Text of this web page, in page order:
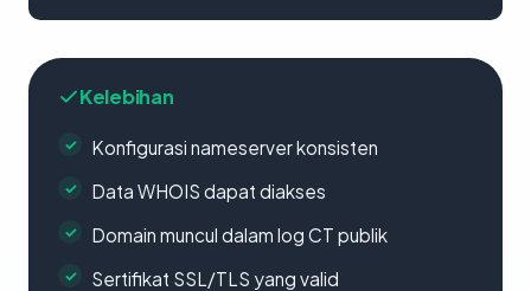
Kelebihan
Konfigurasi nameserver konsisten
Data WHOIS dapat diakses
Domain muncul dalam log CT publik
Sertifikat SSL/TLS yang valid